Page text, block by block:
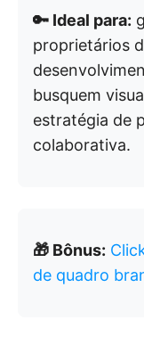
🔑 Ideal para:
proprietários
busquem
estratégia de
colaborativa.
🎁 Bônus:
de quadro